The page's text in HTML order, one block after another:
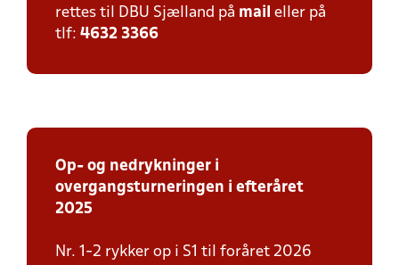
rettes til DBU Sjælland på mail eller på
tlf: 4632 3366
Op- og nedrykninger i
overgangsturneringen i efteråret
2025
Nr. 1-2 rykker op i S1 til foråret 2026